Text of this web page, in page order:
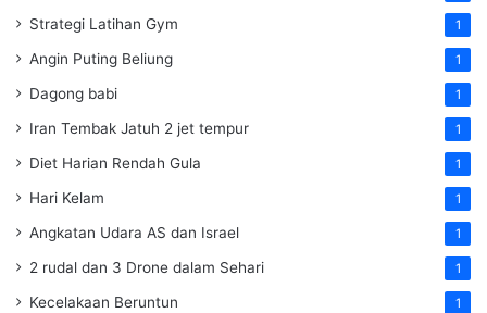
Strategi Latihan Gym 1
Angin Puting Beliung 1
Dagong babi 1
Iran Tembak Jatuh 2 jet tempur 1
Diet Harian Rendah Gula 1
Hari Kelam 1
Angkatan Udara AS dan Israel 1
2 rudal dan 3 Drone dalam Sehari 1
Kecelakaan Beruntun 1